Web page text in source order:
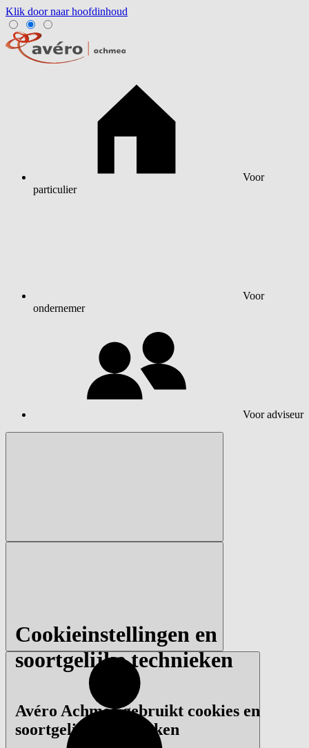
Klik door naar hoofdinhoud
Voor
particulier
Voor
ondernemer
Voor adviseur
Cookieinstellingen en
soortgelijke technieken
Avéro Achmea gebruikt cookies en
soortgelijke technieken